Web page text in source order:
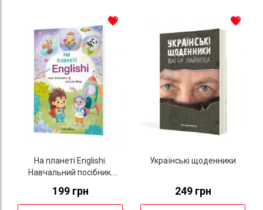
На планеті Englishi.
Навчальний посібник.
199 грн
Українські щоденники
249 грн